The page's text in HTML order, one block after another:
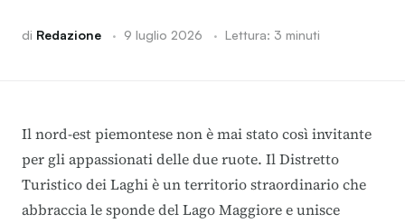
di Redazione · 9 luglio 2026 · Lettura: 3 minuti
Il nord-est piemontese non è mai stato così invitante
per gli appassionati delle due ruote. Il Distretto
Turistico dei Laghi è un territorio straordinario che
abbraccia le sponde del Lago Maggiore e unisce